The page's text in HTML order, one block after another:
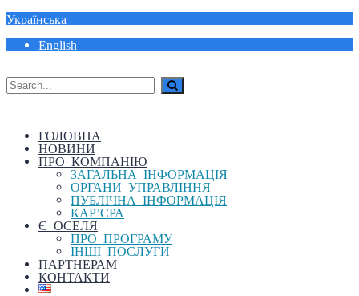
Українська
English
ГОЛОВНА
НОВИНИ
ПРО КОМПАНІЮ
ЗАГАЛЬНА ІНФОРМАЦІЯ
ОРГАНИ УПРАВЛІННЯ
ПУБЛІЧНА ІНФОРМАЦІЯ
КАР’ЄРА
Є ОСЕЛЯ
ПРО ПРОГРАМУ
ІНШІ ПОСЛУГИ
ПАРТНЕРАМ
КОНТАКТИ